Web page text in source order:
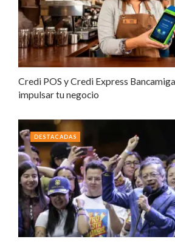
Credi POS y Credi Express
impulsar tu negocio
DESTACADAS